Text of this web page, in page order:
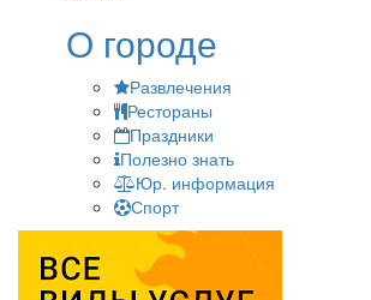
О городе
Развлечения
Рестораны
Праздники
Полезно знать
Юр. информация
Спорт